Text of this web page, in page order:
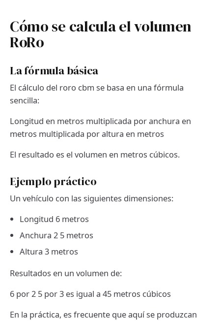
Cómo se calcula el volumen
RoRo
La fórmula básica
El cálculo del roro cbm se basa en una fórmula
sencilla:
Longitud en metros multiplicada por anchura en
metros multiplicada por altura en metros
El resultado es el volumen en metros cúbicos.
Ejemplo práctico
Un vehículo con las siguientes dimensiones:
Longitud 6 metros
Anchura 2 5 metros
Altura 3 metros
Resultados en un volumen de:
6 por 2 5 por 3 es igual a 45 metros cúbicos
En la práctica, es frecuente que aquí se produzcan